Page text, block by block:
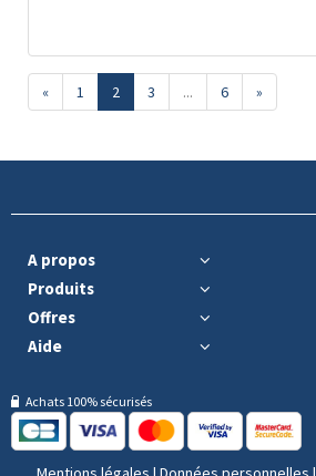
« 1 2 3 ... 6 »
A propos
Produits
Offres
Aide
Achats 100% sécurisés